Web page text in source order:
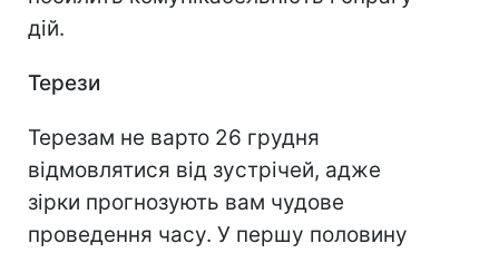
дій.
Терези
Терезам не варто 26 грудня
відмовлятися від зустрічей, адже
зірки прогнозують вам чудове
проведення часу. У першу половину